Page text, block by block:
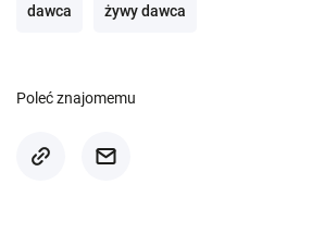
dawca żywy dawca
Poleć znajomemu